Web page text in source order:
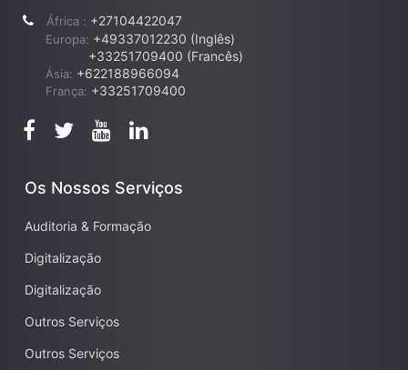
África : +27104422047
Europa: +49337012230 (Inglês)
+33251709400 (Francês)
Ásia: +622188966094
França: +33251709400
Os Nossos Serviços
Auditoria & Formação
Digitalização
Digitalização
Outros Serviços
Outros Serviços